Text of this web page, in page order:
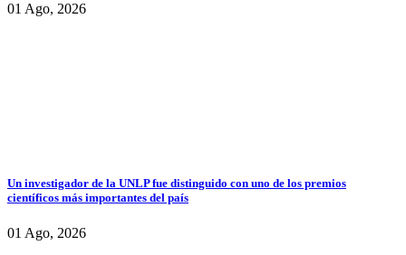
01 Ago, 2026
Un investigador de la UNLP fue distinguido con uno de los premios
científicos más importantes del país
01 Ago, 2026